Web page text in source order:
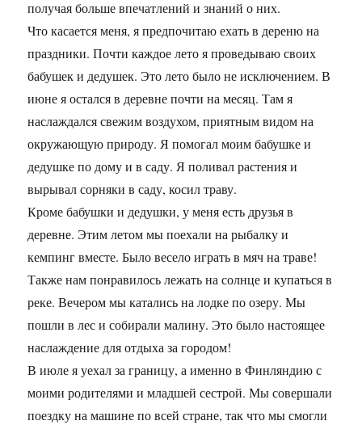
получая больше впечатлений и знаний о них.
Что касается меня, я предпочитаю ехать в дереню на
праздники. Почти каждое лето я проведываю своих
бабушек и дедушек. Это лето было не исключением. В
июне я остался в деревне почти на месяц. Там я
наслаждался свежим воздухом, приятным видом на
окружающую природу. Я помогал моим бабушке и
дедушке по дому и в саду. Я поливал растения и
вырывал сорняки в саду, косил траву.
Кроме бабушки и дедушки, у меня есть друзья в
деревне. Этим летом мы поехали на рыбалку и
кемпинг вместе. Было весело играть в мяч на траве!
Также нам понравилось лежать на солнце и купаться в
реке. Вечером мы катались на лодке по озеру. Мы
пошли в лес и собирали малину. Это было настоящее
наслаждение для отдыха за городом!
В июле я уехал за границу, а именно в Финляндию с
моими родителями и младшей сестрой. Мы совершали
поездку на машине по всей стране, так что мы смогли